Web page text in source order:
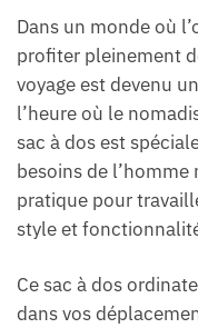
Dans un monde où
profiter pleinement
voyage est devenu
l’heure où le
sac à dos est
besoins de
pratique pour
style et
Ce sac à dos
dans vos